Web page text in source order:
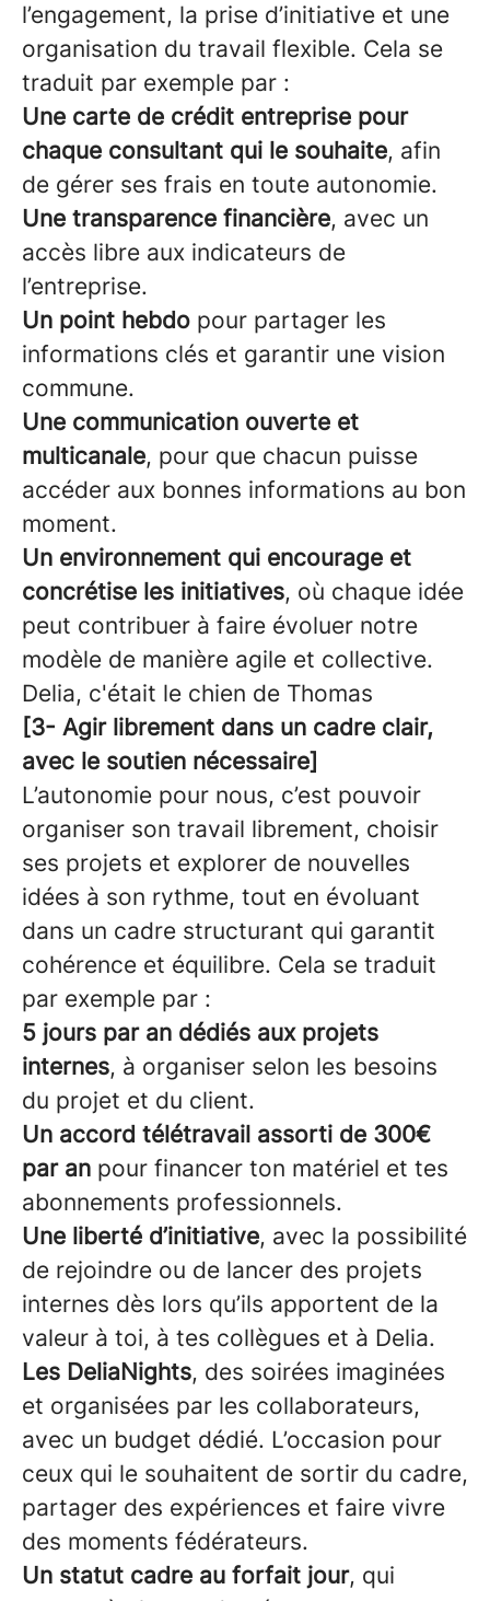
l’engagement, la prise d’initiative et une
organisation du travail flexible. Cela se
traduit par exemple par :
Une carte de crédit entreprise pour
chaque consultant qui le souhaite, afin
de gérer ses frais en toute autonomie.
Une transparence financière, avec un
accès libre aux indicateurs de
l’entreprise.
Un point hebdo pour partager les
informations clés et garantir une vision
commune.
Une communication ouverte et
multicanale, pour que chacun puisse
accéder aux bonnes informations au bon
moment.
Un environnement qui encourage et
concrétise les initiatives, où chaque idée
peut contribuer à faire évoluer notre
modèle de manière agile et collective.
Delia, c'était le chien de Thomas
[3- Agir librement dans un cadre clair,
avec le soutien nécessaire]
L’autonomie pour nous, c’est pouvoir
organiser son travail librement, choisir
ses projets et explorer de nouvelles
idées à son rythme, tout en évoluant
dans un cadre structurant qui garantit
cohérence et équilibre. Cela se traduit
par exemple par :
5 jours par an dédiés aux projets
internes, à organiser selon les besoins
du projet et du client.
Un accord télétravail assorti de 300€
par an pour financer ton matériel et tes
abonnements professionnels.
Une liberté d’initiative, avec la possibilité
de rejoindre ou de lancer des projets
internes dès lors qu’ils apportent de la
valeur à toi, à tes collègues et à Delia.
Les DeliaNights, des soirées imaginées
et organisées par les collaborateurs,
avec un budget dédié. L’occasion pour
ceux qui le souhaitent de sortir du cadre,
partager des expériences et faire vivre
des moments fédérateurs.
Un statut cadre au forfait jour, qui